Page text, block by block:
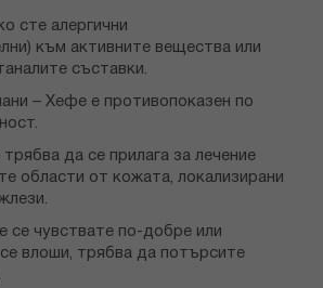
сте алергични
към активните вещества или
съставки.
– Хефе е противопоказен по
да се прилага за лечение
области от кожата, локализирани
се чувствате по-добре или
влоши, трябва да потърсите